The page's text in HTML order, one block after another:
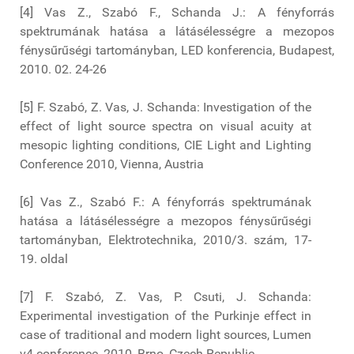
[4] Vas Z., Szabó F., Schanda J.: A fényforrás
spektrumának hatása a látásélességre a mezopos
fénysűrűségi tartományban, LED konferencia, Budapest,
2010. 02. 24-26
[5] F. Szabó, Z. Vas, J. Schanda: Investigation of the
effect of light source spectra on visual acuity at
mesopic lighting conditions, CIE Light and Lighting
Conference 2010, Vienna, Austria
[6] Vas Z., Szabó F.: A fényforrás spektrumának
hatása a látásélességre a mezopos fénysűrűségi
tartományban, Elektrotechnika, 2010/3. szám, 17-
19. oldal
[7] F. Szabó, Z. Vas, P. Csuti, J. Schanda:
Experimental investigation of the Purkinje effect in
case of traditional and modern light sources, Lumen